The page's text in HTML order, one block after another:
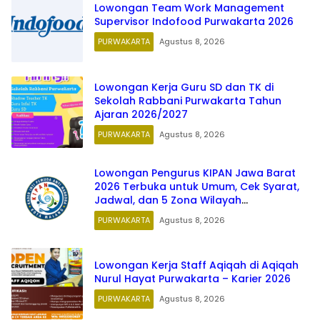
Lowongan Team Work Management
Supervisor Indofood Purwakarta 2026
PURWAKARTA Agustus 8, 2026
Lowongan Kerja Guru SD dan TK di
Sekolah Rabbani Purwakarta Tahun
Ajaran 2026/2027
PURWAKARTA Agustus 8, 2026
Lowongan Pengurus KIPAN Jawa Barat
2026 Terbuka untuk Umum, Cek Syarat,
Jadwal, dan 5 Zona Wilayah
Penempatan
PURWAKARTA Agustus 8, 2026
Lowongan Kerja Staff Aqiqah di Aqiqah
Nurul Hayat Purwakarta – Karier 2026
PURWAKARTA Agustus 8, 2026